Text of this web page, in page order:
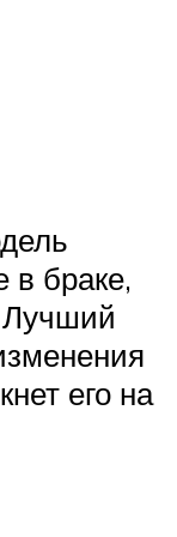
в браке,
Лучший
его на